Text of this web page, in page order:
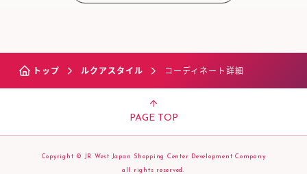
トップ ルクアスタイル コーディネート詳細
PAGE TOP
Copyright © JR West Japan Shopping Center Development Company
all rights reserved.